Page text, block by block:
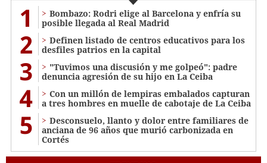
1
Bombazo: Rodri elige al Barcelona y enfría su
posible llegada al Real Madrid
2
Definen listado de centros educativos para los
desfiles patrios en la capital
3
"Tuvimos una discusión y me golpeó": padre
denuncia agresión de su hijo en La Ceiba
4
Con un millón de lempiras embalados capturan
a tres hombres en muelle de cabotaje de La Ceiba
5
​​​​Desconsuelo, llanto y dolor entre familiares de
anciana de 96 años que murió carbonizada en
Cortés